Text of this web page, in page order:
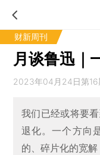
财新周刊
月谈鲁迅｜
2023年04月24日第16
我们已经或将要
退化。一个方向
的、碎片化的宽解